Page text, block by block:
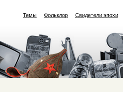
Темы Фольклор Свидетели эпохи